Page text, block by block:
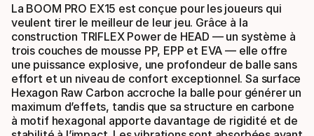
La BOOM PRO EX15 est conçue pour les joueurs qui
veulent tirer le meilleur de leur jeu. Grâce à la
construction TRIFLEX Power de HEAD — un système à
trois couches de mousse PP, EPP et EVA — elle offre
une puissance explosive, une profondeur de balle sans
effort et un niveau de confort exceptionnel. Sa surface
Hexagon Raw Carbon accroche la balle pour générer un
maximum d’effets, tandis que sa structure en carbone
à motif hexagonal apporte davantage de rigidité et de